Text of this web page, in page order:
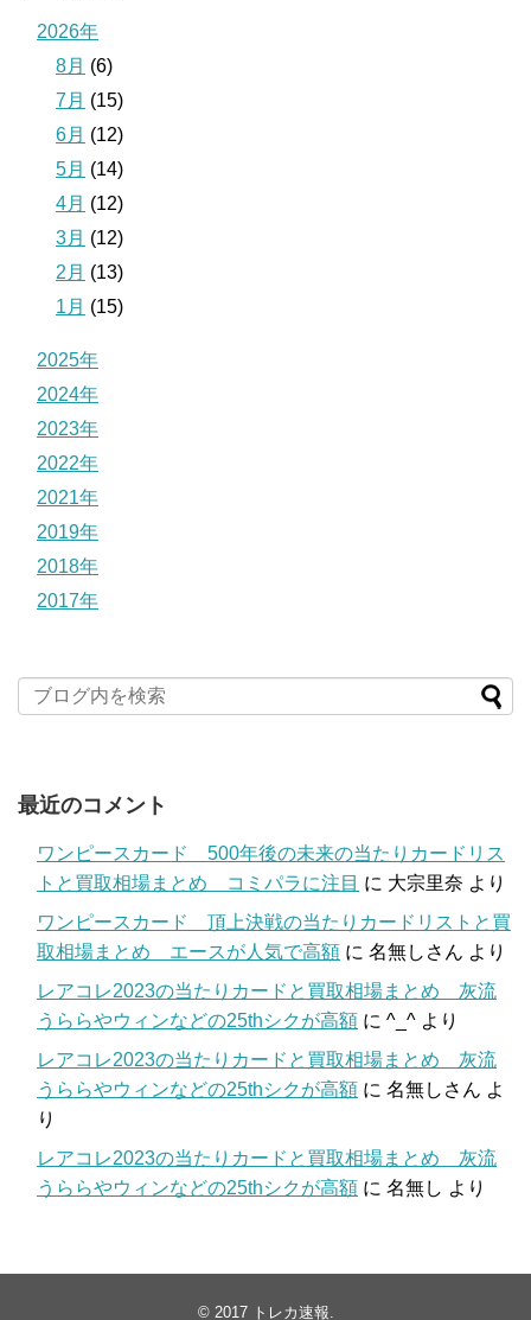
2026年
8月 (6)
7月 (15)
6月 (12)
5月 (14)
4月 (12)
3月 (12)
2月 (13)
1月 (15)
2025年
2024年
2023年
2022年
2021年
2019年
2018年
2017年
最近のコメント
ワンピースカード 500年後の未来の当たりカードリス
トと買取相場まとめ コミパラに注目 に 大宗里奈 より
ワンピースカード 頂上決戦の当たりカードリストと買
取相場まとめ エースが人気で高額 に 名無しさん より
レアコレ2023の当たりカードと買取相場まとめ 灰流
うららやウィンなどの25thシクが高額 に ^_^ より
レアコレ2023の当たりカードと買取相場まとめ 灰流
うららやウィンなどの25thシクが高額 に 名無しさん よ
り
レアコレ2023の当たりカードと買取相場まとめ 灰流
うららやウィンなどの25thシクが高額 に 名無し より
© 2017 トレカ速報.